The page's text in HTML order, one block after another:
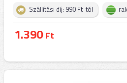
Szállítási díj: 990 Ft-tól
1.390Ft